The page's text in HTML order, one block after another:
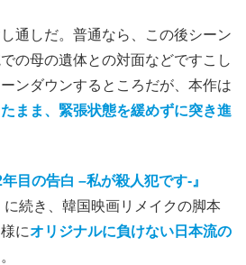
通しだ。普通なら、この後シーン
の母の遺体との対面などですこし
ンダウンするところだが、本作は
まま、緊張状態を緩めずに突き進
年目の告白 –私が殺人犯です-』
に続き、韓国映画リメイクの脚本
にオリジナルに負けない日本流の